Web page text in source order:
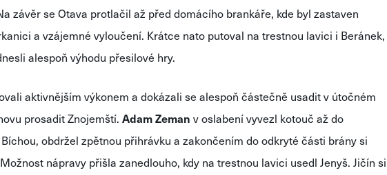
závěr se Otava protlačil až před domácího brankáře, kde byl zastaven
a vzájemné vyloučení. Krátce nato putoval na trestnou lavici i Beránek,
alespoň výhodu přesilové hry.
aktivnějším výkonem a dokázali se alespoň částečně usadit v útočném
prosadit Znojemští. AdamZeman v oslabení vyvezl kotouč až do
obdržel zpětnou přihrávku a zakončením do odkryté části brány si
nápravy přišla zanedlouho, kdy na trestnou lavici usedl Jenyš. Jičín si